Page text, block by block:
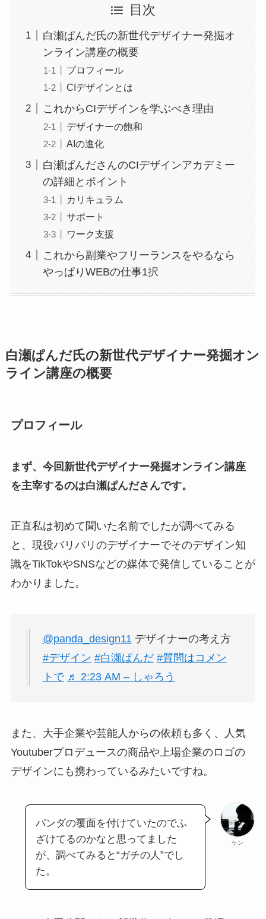
目次
白瀬ぱんだ氏の新世代デザイナー発掘オ
ンライン講座の概要
プロフィール
CIデザインとは
これからCIデザインを学ぶべき理由
デザイナーの飽和
AIの進化
白瀬ぱんださんのCIデザインアカデミー
の詳細とポイント
カリキュラム
サポート
ワーク支援
これから副業やフリーランスをやるなら
やっぱりWEBの仕事1択
白瀬ぱんだ氏の新世代デザイナー発掘オン
ライン講座の概要
プロフィール
まず、今回新世代デザイナー発掘オンライン講座
を主宰するのは白瀬ぱんださんです。
正直私は初めて聞いた名前でしたが調べてみる
と、現役バリバリのデザイナーでそのデザイン知
識をTikTokやSNSなどの媒体で発信していることが
わかりました。
@panda_design11デザイナーの考え方
#デザイン #白瀬ぱんだ #質問はコメン
トで ♬ 2:23 AM – しゃろう
また、大手企業や芸能人からの依頼も多く、人気
Youtuberプロデュースの商品や上場企業のロゴの
デザインにも携わっているみたいですね。
ケン
パンダの覆面を付けていたのでふ
ざけてるのかなと思ってました
が、調べてみると“ガチの人”でし
た。